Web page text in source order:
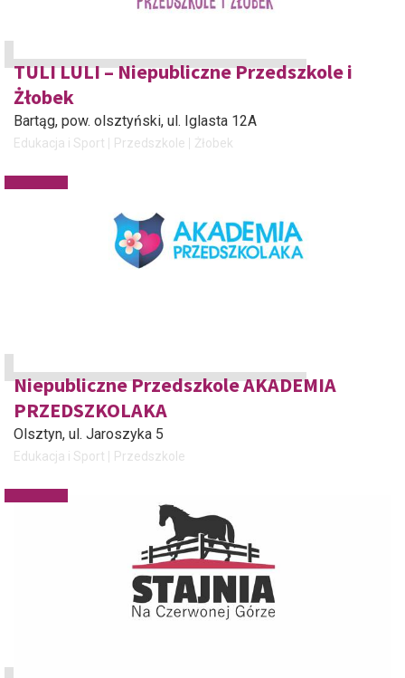
TULI LULI – Niepubliczne Przedszkole i
Żłobek
Bartąg, pow. olsztyński, ul. Iglasta 12A
Edukacja i Sport Przedszkole Żłobek
Niepubliczne Przedszkole AKADEMIA
PRZEDSZKOLAKA
Olsztyn, ul. Jaroszyka 5
Edukacja i Sport Przedszkole